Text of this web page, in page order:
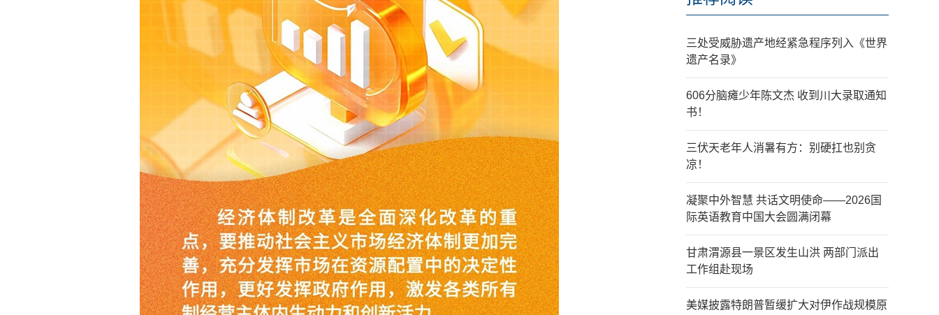
三处受威胁遗产地经紧急程序列入《世界
遗产名录》
606分脑瘫少年陈文杰 收到川大录取通知
书！
三伏天老年人消暑有方：别硬扛也别贪
凉！
凝聚中外智慧 共话文明使命——2026国
际英语教育中国大会圆满闭幕
甘肃渭源县一景区发生山洪 两部门派出
工作组赴现场
美媒披露特朗普暂缓扩大对伊作战规模原